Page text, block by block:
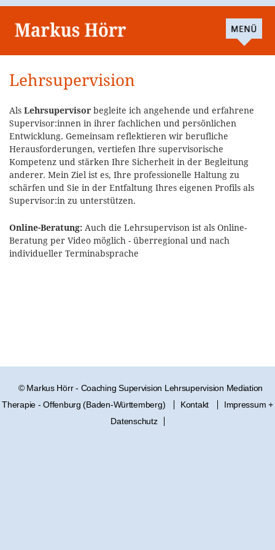
Lehrsupervision
Als Lehrsupervisor begleite ich angehende und erfahrene
Supervisor:innen in ihrer fachlichen und persönlichen
Entwicklung. Gemeinsam reflektieren wir berufliche
Herausforderungen, vertiefen Ihre supervisorische
Kompetenz und stärken Ihre Sicherheit in der Begleitung
anderer. Mein Ziel ist es, Ihre professionelle Haltung zu
schärfen und Sie in der Entfaltung Ihres eigenen Profils als
Supervisor:in zu unterstützen.
Online-Beratung: Auch die Lehrsupervison ist als Online-
Beratung per Video möglich - überregional und nach
individueller Terminabsprache
© Markus Hörr - Coaching Supervision Lehrsupervision Mediation
Therapie - Offenburg (Baden-Württemberg)
Kontakt
Impressum +
Datenschutz